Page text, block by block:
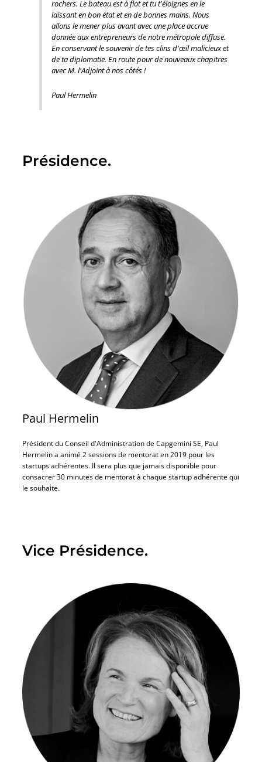
rochers. Le bateau est à flot et tu t'éloignes en le
laissant en bon état et en de bonnes mains. Nous
allons le mener plus avant avec une place accrue
donnée aux entrepreneurs de notre métropole diffuse.
En conservant le souvenir de tes clins d'œil malicieux et
de ta diplomatie. En route pour de nouveaux chapitres
avec M. l'Adjoint à nos côtés !
Paul Hermelin
Présidence.
Paul Hermelin
Président du Conseil d'Administration de Capgemini SE, Paul
Hermelin a animé 2 sessions de mentorat en 2019 pour les
startups adhérentes. Il sera plus que jamais disponible pour
consacrer 30 minutes de mentorat à chaque startup adhérente qui
le souhaite.
Vice Présidence.